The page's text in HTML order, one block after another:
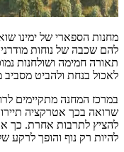
מחנות הספארי של ימינו
להם שכבה של נוחות
תאורה חמימה ושולחנות
לאכול בנחת ולהביט
במרכז המחנה מתקיימים
שרואה בכך אטרקציה
להציץ לתרבות אחרת. כך
להיות רק נוף והופך לרקע